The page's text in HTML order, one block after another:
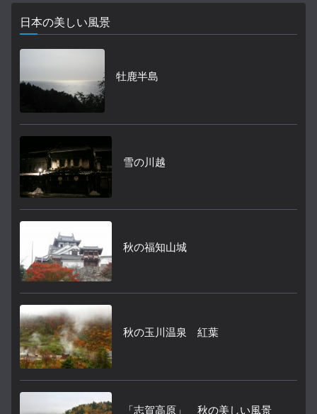
日本の美しい風景
牡鹿半島
雪の川越
秋の福知山城
秋の玉川温泉 紅葉
「志賀高原」 秋の美しい風景